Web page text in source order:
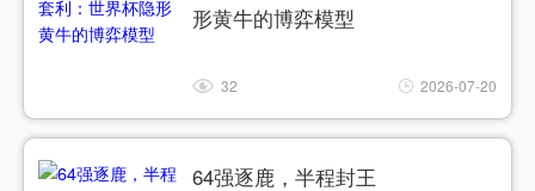
形黄牛的博弈模型
32 2026-07-20
64强逐鹿，半程封王